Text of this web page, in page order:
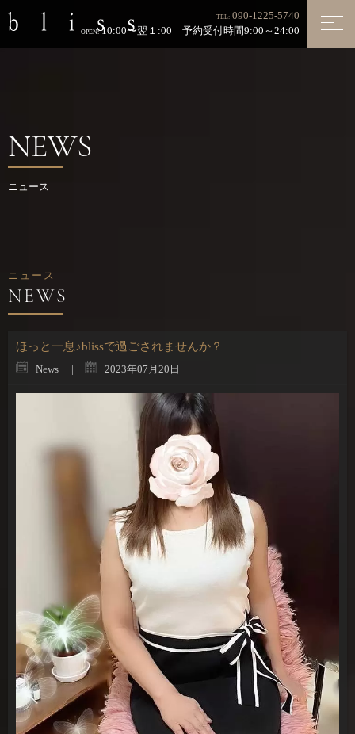
TEL: 090-1225-5740
OPEN:10:00〜翌１:00 予約受付時間9:00～24:00
NEWS
ニュース
ニュース
ほっと一息♪blissで過ごされませんか？
News 2023年07月20日